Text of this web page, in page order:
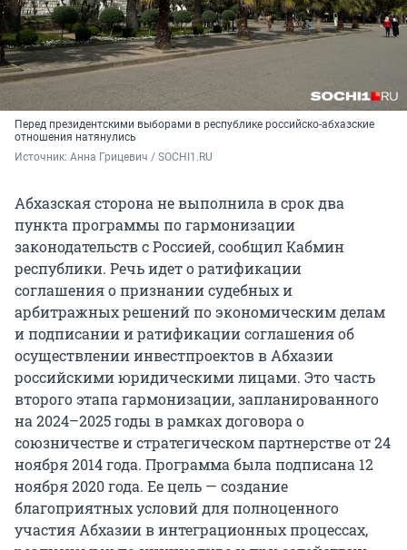
Перед президентскими выборами в республике российско-абхазские
отношения натянулись
Источник: Анна Грицевич / SOCHI1.RU
Абхазская сторона не выполнила в срок два
пункта программы по гармонизации
законодательств с Россией, сообщил Кабмин
республики. Речь идет о ратификации
соглашения о признании судебных и
арбитражных решений по экономическим делам
и подписании и ратификации соглашения об
осуществлении инвестпроектов в Абхазии
российскими юридическими лицами. Это часть
второго этапа гармонизации, запланированного
на 2024–2025 годы в рамках договора о
союзничестве и стратегическом партнерстве от 24
ноября 2014 года. Программа была подписана 12
ноября 2020 года. Ее цель — создание
благоприятных условий для полноценного
участия Абхазии в интеграционных процессах,